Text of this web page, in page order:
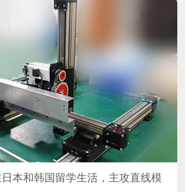
本和韩国留学生活，主攻直线模